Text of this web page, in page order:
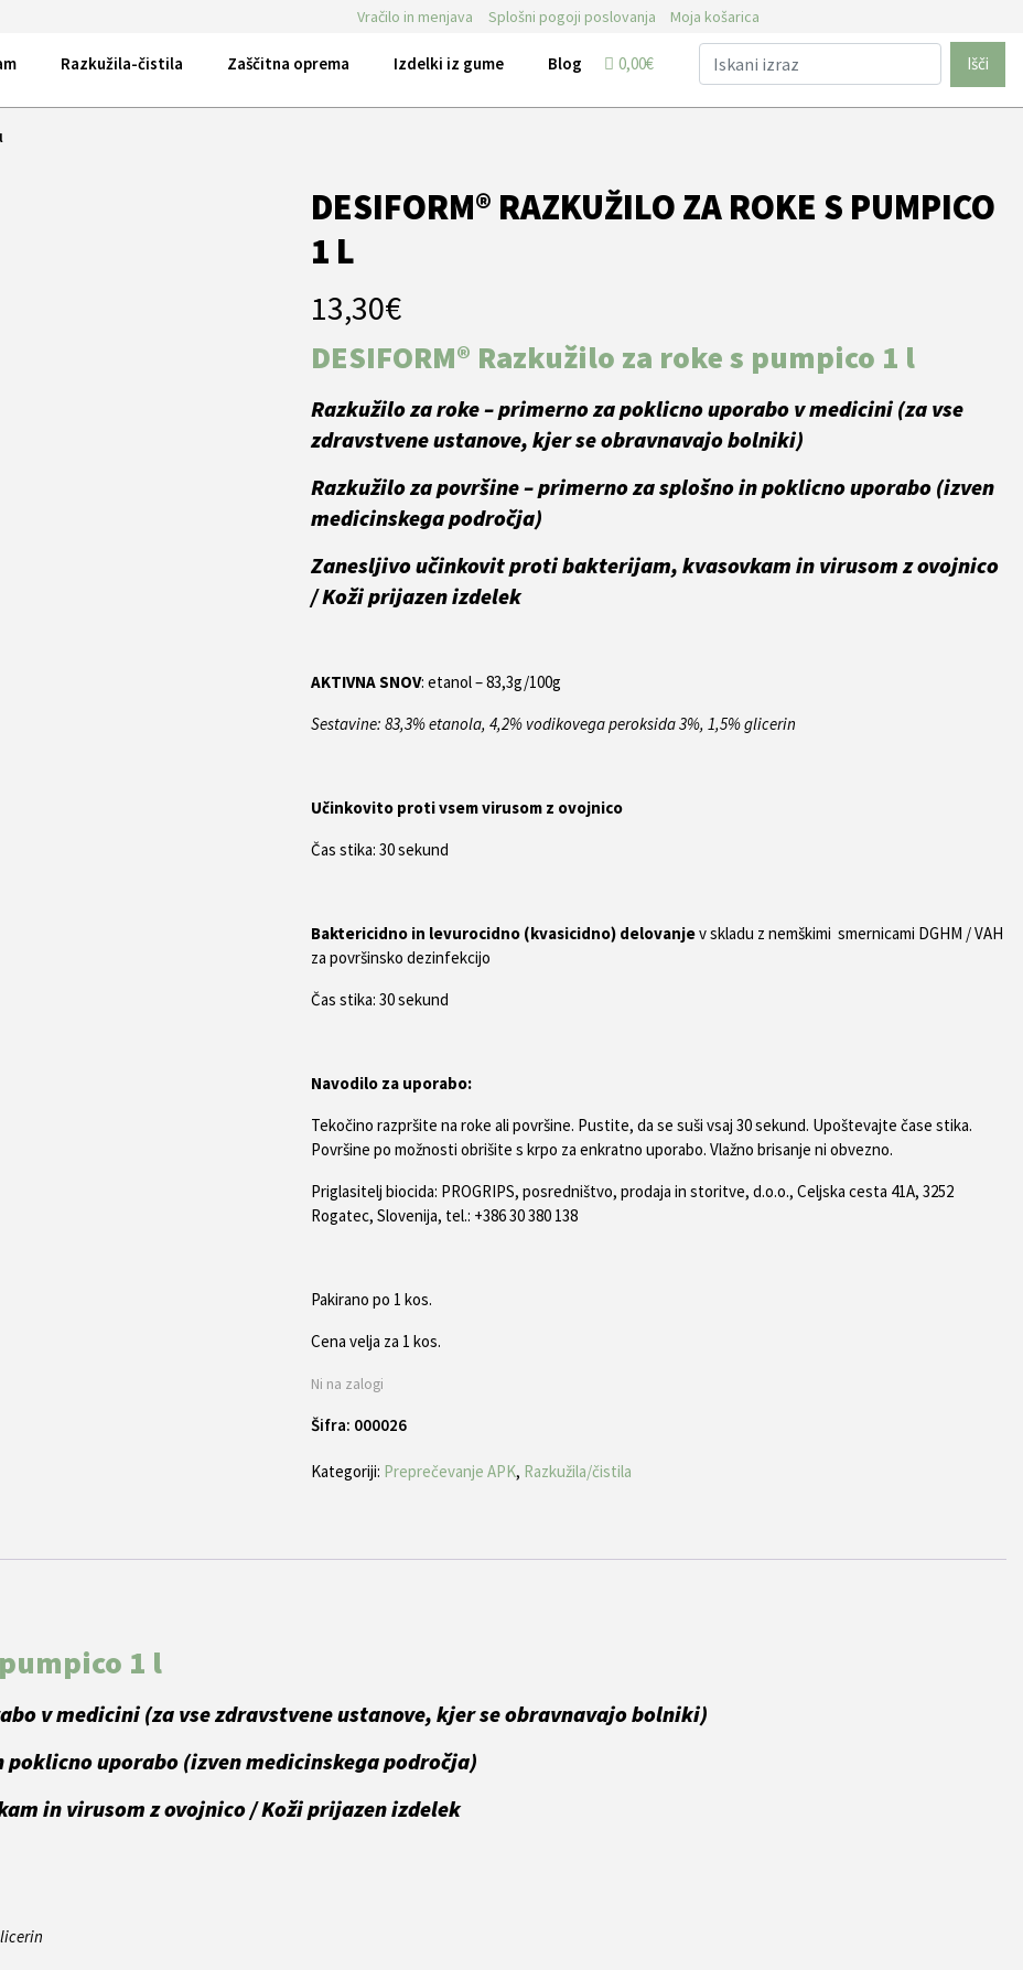
Vračilo in menjava Splošni pogoji poslovanja Moja košarica
Razkužila-čistila Zaščitna oprema Izdelki iz gume Blog 0,00€ Išči
DESIFORM® RAZKUŽILO ZA ROKE S PUMPICO
1 L
13,30€
DESIFORM® Razkužilo za roke s pumpico 1 l
Razkužilo za roke– primerno za poklicno uporabo v medicini (za vse
zdravstvene ustanove, kjer se obravnavajo bolniki)
Razkužilo za površine – primerno za splošno in poklicno uporabo (izven
medicinskega področja)
Zanesljivo učinkovit proti bakterijam, kvasovkam in virusom z ovojnico
/ Koži prijazen izdelek
AKTIVNA SNOV: etanol – 83,3g/100g
Sestavine: 83,3% etanola, 4,2% vodikovega peroksida 3%, 1,5% glicerin
Učinkovito proti vsem virusom z ovojnico
Čas stika: 30 sekund
Baktericidno in levurocidno (kvasicidno) delovanjev skladu z nemškimi smernicami DGHM / VAH
za površinsko dezinfekcijo
Čas stika: 30 sekund
Navodilo za uporabo:
Tekočino razpršite na roke ali površine. Pustite, da se suši vsaj 30 sekund. Upoštevajte čase stika.
Površine po možnosti obrišite s krpo za enkratno uporabo. Vlažno brisanje ni obvezno.
Priglasitelj biocida: PROGRIPS, posredništvo, prodaja in storitve, d.o.o., Celjska cesta 41A, 3252
Rogatec, Slovenija, tel.: +386 30 380 138
Pakirano po 1 kos.
Cena velja za 1 kos.
Ni na zalogi
Šifra: 000026
Kategoriji: Preprečevanje APK, Razkužila/čistila
1 l
v medicini (za vse zdravstvene ustanove, kjer se obravnavajo bolniki)
uporabo (izven medicinskega področja)
in virusom z ovojnico / Koži prijazen izdelek